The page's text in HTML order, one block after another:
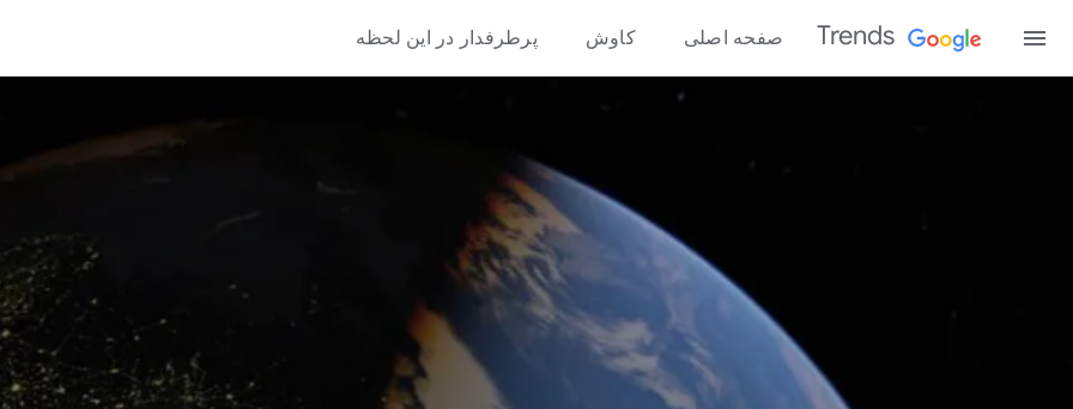
Trends صفحه اصلی کاوش پرطرفدار در این لحظه